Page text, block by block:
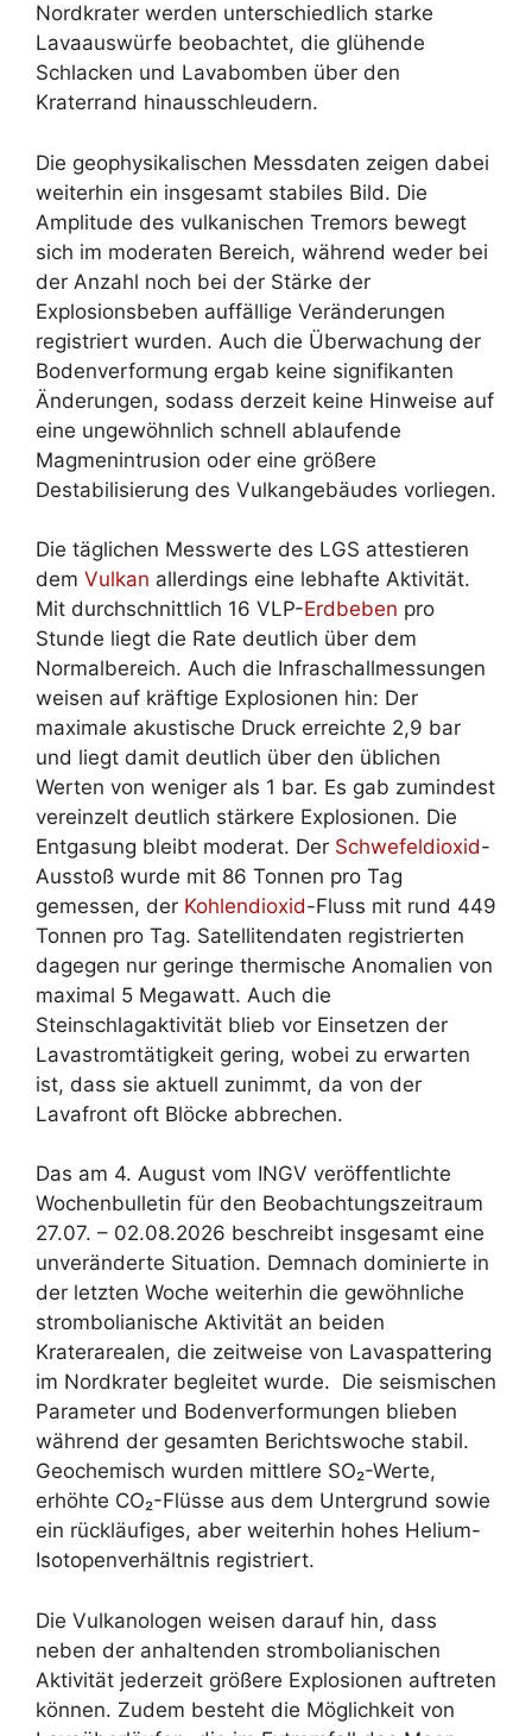
Nordkrater werden unterschiedlich starke
Lavaauswürfe beobachtet, die glühende
Schlacken und Lavabomben über den
Kraterrand hinausschleudern.
Die geophysikalischen Messdaten zeigen dabei
weiterhin ein insgesamt stabiles Bild. Die
Amplitude des vulkanischen Tremors bewegt
sich im moderaten Bereich, während weder bei
der Anzahl noch bei der Stärke der
Explosionsbeben auffällige Veränderungen
registriert wurden. Auch die Überwachung der
Bodenverformung ergab keine signifikanten
Änderungen, sodass derzeit keine Hinweise auf
eine ungewöhnlich schnell ablaufende
Magmenintrusion oder eine größere
Destabilisierung des Vulkangebäudes vorliegen.
Die täglichen Messwerte des LGS attestieren
dem Vulkan allerdings eine lebhafte Aktivität.
Mit durchschnittlich 16 VLP-Erdbeben pro
Stunde liegt die Rate deutlich über dem
Normalbereich. Auch die Infraschallmessungen
weisen auf kräftige Explosionen hin: Der
maximale akustische Druck erreichte 2,9 bar
und liegt damit deutlich über den üblichen
Werten von weniger als 1 bar. Es gab zumindest
vereinzelt deutlich stärkere Explosionen. Die
Entgasung bleibt moderat. Der Schwefeldioxid-
Ausstoß wurde mit 86 Tonnen pro Tag
gemessen, der Kohlendioxid-Fluss mit rund 449
Tonnen pro Tag. Satellitendaten registrierten
dagegen nur geringe thermische Anomalien von
maximal 5 Megawatt. Auch die
Steinschlagaktivität blieb vor Einsetzen der
Lavastromtätigkeit gering, wobei zu erwarten
ist, dass sie aktuell zunimmt, da von der
Lavafront oft Blöcke abbrechen.
Das am 4. August vom INGV veröffentlichte
Wochenbulletin für den Beobachtungszeitraum
27.07. – 02.08.2026 beschreibt insgesamt eine
unveränderte Situation. Demnach dominierte in
der letzten Woche weiterhin die gewöhnliche
strombolianische Aktivität an beiden
Kraterarealen, die zeitweise von Lavaspattering
im Nordkrater begleitet wurde. Die seismischen
Parameter und Bodenverformungen blieben
während der gesamten Berichtswoche stabil.
Geochemisch wurden mittlere SO₂-Werte,
erhöhte CO₂-Flüsse aus dem Untergrund sowie
ein rückläufiges, aber weiterhin hohes Helium-
Isotopenverhältnis registriert.
Die Vulkanologen weisen darauf hin, dass
neben der anhaltenden strombolianischen
Aktivität jederzeit größere Explosionen auftreten
können. Zudem besteht die Möglichkeit von